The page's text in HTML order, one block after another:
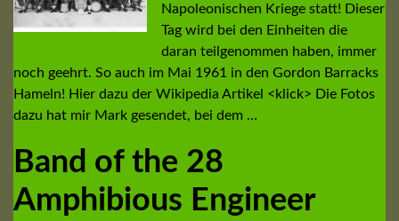
Napoleonischen Kriege statt! Dieser
Tag wird bei den Einheiten die
daran teilgenommen haben, immer
noch geehrt. So auch im Mai 1961 in den Gordon Barracks
Hameln! Hier dazu der Wikipedia Artikel <klick> Die Fotos
dazu hat mir Mark gesendet, bei dem …
Band of the 28
Amphibious Engineer